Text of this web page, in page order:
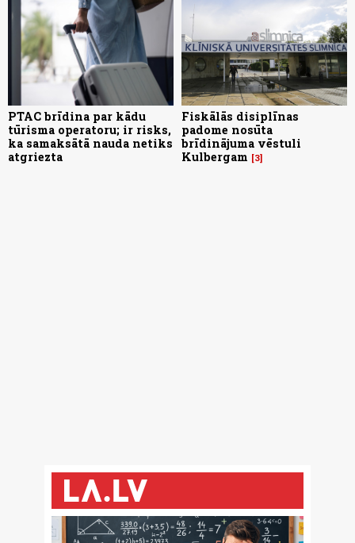
PTAC brīdina par kādu
tūrisma operatoru; ir risks,
ka samaksātā nauda netiks
atgriezta
Fiskālās disiplīnas
padome nosūta
brīdinājuma vēstuli
Kulbergam
3